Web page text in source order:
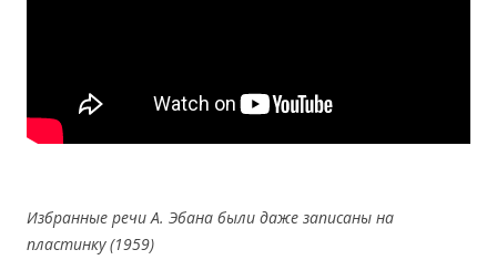
Избранные речи А. Эбана были даже записаны на
пластинку (1959)